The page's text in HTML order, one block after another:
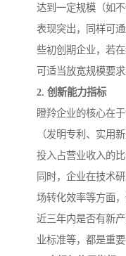
达到一定规模（如
表现突出，同样可
些初创期企业，若
可适当放宽规模要求
2. 创新能力指标
瞪羚企业的核心在
（发明专利、实用
投入占营业收入的
同时，企业在技术
场转化效率等方面
近三年内是否有新
业标准等，都是重要